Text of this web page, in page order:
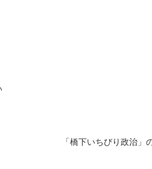
「橋下いちびり政治」